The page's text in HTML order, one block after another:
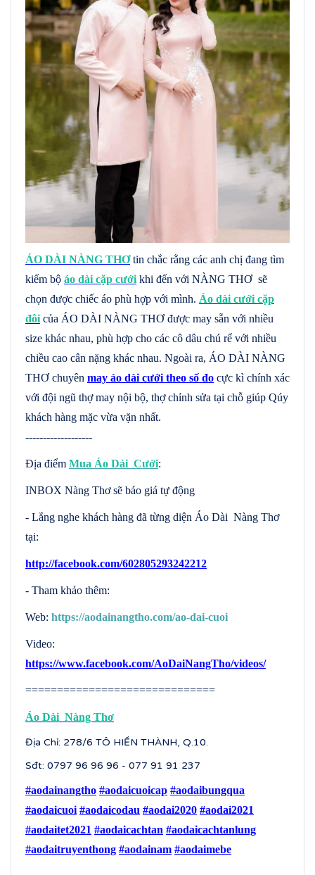
ÁO DÀI NÀNG THƠtin chắc rằng các anh chị đang tìm
kiếm bộ áo dài cặp cưới khi đến với NÀNG THƠ sẽ
chọn được chiếc áo phù hợp với mình. Áo dài cưới cặp
đôi của ÁO DÀI NÀNG THƠ được may sẵn với nhiều
size khác nhau, phù hợp cho các cô dâu chú rể với nhiều
chiều cao cân nặng khác nhau. Ngoài ra, ÁO DÀI NÀNG
THƠ chuyên may áo dài cưới theo số đo cực kì chính xác
với đội ngũ thợ may nội bộ, thợ chỉnh sửa tại chỗ giúp Qúy
khách hàng mặc vừa vặn nhất.
-------------------
Địa điểm Mua Áo Dài Cưới:
INBOX Nàng Thơ sẽ báo giá tự động
- Lắng nghe khách hàng đã từng diện Áo Dài Nàng Thơ
tại:
http://facebook.com/602805293242212
- Tham khảo thêm:
Web: https://aodainangtho.com/ao-dai-cuoi
Video:
https://www.facebook.com/AoDaiNangTho/videos/
==============================
Áo Dài Nàng Thơ
Địa Chỉ: 278/6 TÔ HIẾN THÀNH, Q.10.
Sđt: 0797 96 96 96 - 077 91 91 237
#aodainangtho #aodaicuoicap #aodaibungqua
#aodaicuoi #aodaicodau #aodai2020 #aodai2021
#aodaitet2021 #aodaicachtan #aodaicachtanlung
#aodaitruyenthong #aodainam #aodaimebe